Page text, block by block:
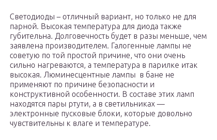
Светодиоды – отличный вариант, но только не для
парной. Высокая температура для диода также
губительна. Долговечность будет в разы меньше, чем
заявлена производителем. Галогенные лампы не
советую по той простой причине, что они очень
сильно нагреваются, а температура в парилке итак
высокая. Люминесцентные лампы в бане не
применяют по причине безопасности и
конструктивной особенности. В составе этих ламп
находятся пары ртути, а в светильниках —
электронные пусковые блоки, которые довольно
чувствительны к влаге и температуре.